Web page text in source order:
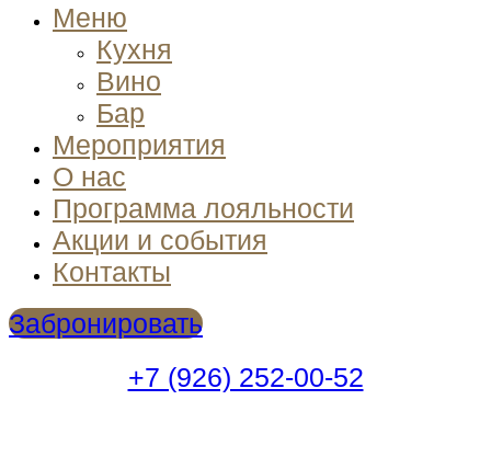
Меню
Кухня
Вино
Бар
Мероприятия
О нас
Программа лояльности
Акции и события
Контакты
Забронировать
+7 (926) 252-00-52